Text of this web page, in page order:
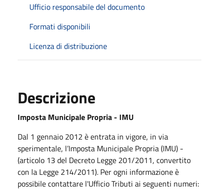
Ufficio responsabile del documento
Formati disponibili
Licenza di distribuzione
Descrizione
Imposta Municipale Propria - IMU
Dal 1 gennaio 2012 è entrata in vigore, in via
sperimentale, l’Imposta Municipale Propria (IMU) -
(articolo 13 del Decreto Legge 201/2011, convertito
con la Legge 214/2011). Per ogni informazione è
possibile contattare l'Ufficio Tributi ai seguenti numeri: